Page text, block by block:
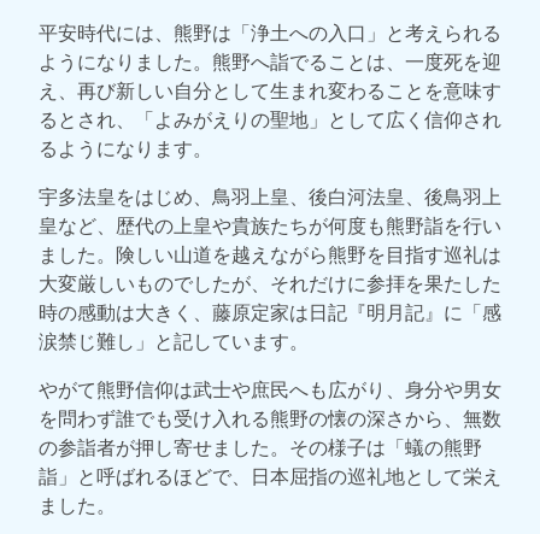
平安時代には、熊野は「浄土への入口」と考えられる
ようになりました。熊野へ詣でることは、一度死を迎
え、再び新しい自分として生まれ変わることを意味す
るとされ、「よみがえりの聖地」として広く信仰され
るようになります。
宇多法皇をはじめ、鳥羽上皇、後白河法皇、後鳥羽上
皇など、歴代の上皇や貴族たちが何度も熊野詣を行い
ました。険しい山道を越えながら熊野を目指す巡礼は
大変厳しいものでしたが、それだけに参拝を果たした
時の感動は大きく、藤原定家は日記『明月記』に「感
涙禁じ難し」と記しています。
やがて熊野信仰は武士や庶民へも広がり、身分や男女
を問わず誰でも受け入れる熊野の懐の深さから、無数
の参詣者が押し寄せました。その様子は「蟻の熊野
詣」と呼ばれるほどで、日本屈指の巡礼地として栄え
ました。